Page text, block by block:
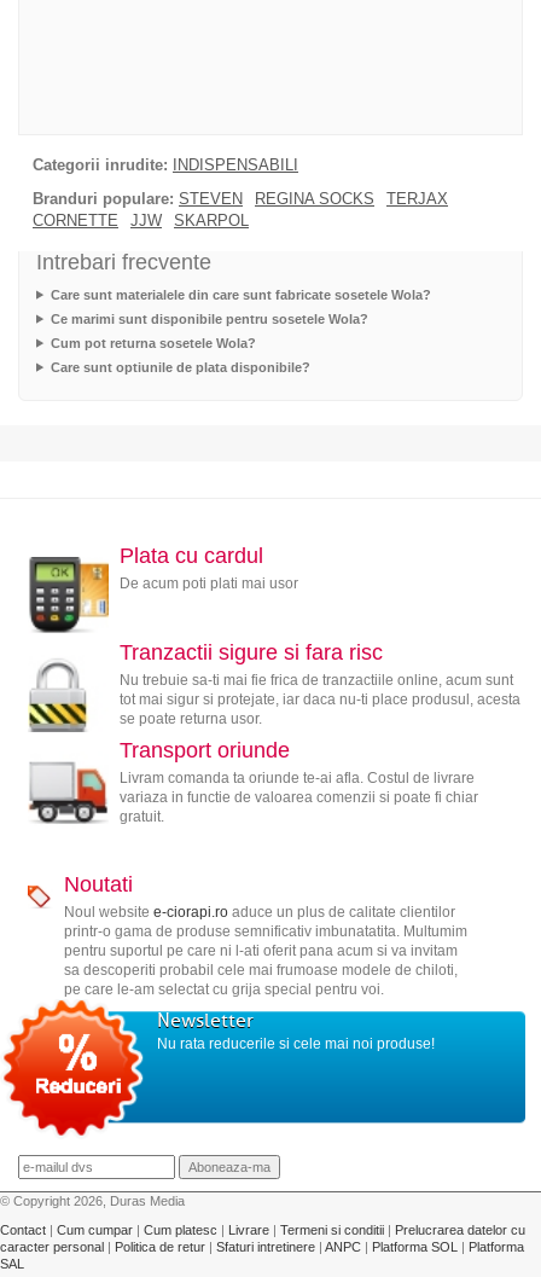
Categorii inrudite: INDISPENSABILI
Branduri populare: STEVEN REGINA SOCKS
TERJAX
CORNETTE
JJW SKARPOL
Intrebari frecvente
Care sunt materialele din care sunt fabricate sosetele Wola?
Ce marimi sunt disponibile pentru sosetele Wola?
Cum pot returna sosetele Wola?
Care sunt optiunile de plata disponibile?
Plata cu cardul
De acum poti plati mai usor
Tranzactii sigure si fara risc
Nu trebuie sa-ti mai fie frica de tranzactiile online, acum sunt
tot mai sigur si protejate, iar daca nu-ti place produsul, acesta
se poate returna usor.
Transport oriunde
Livram comanda ta oriunde te-ai afla. Costul de livrare
variaza in functie de valoarea comenzii si poate fi chiar
gratuit.
Noutati
Noul website e-ciorapi.roaduce un plus de calitate clientilor
printr-o gama de produse semnificativ imbunatatita. Multumim
pentru suportul pe care ni l-ati oferit pana acum si va invitam
sa descoperiti probabil cele mai frumoase modele de chiloti,
pe care le-am selectat cu grija special pentru voi.
Newsletter
Nu rata reducerile si cele mai noi produse!
© Copyright 2026, Duras Media
Contact | Cum cumpar | Cum platesc | Livrare | Termeni si conditii | Prelucrarea datelor cu
caracter personal | Politica de retur | Sfaturi intretinere | ANPC | Platforma SOL | Platforma
SAL